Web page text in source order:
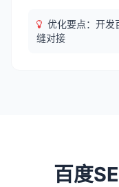
优化要点：开发
缝对接
百度